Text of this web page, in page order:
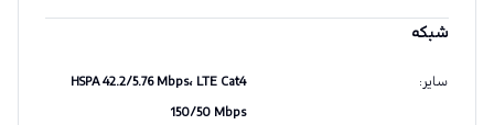
شبکه
سایر:
HSPA 42.2/5.76 Mbps، LTE Cat4
150/50 Mbps